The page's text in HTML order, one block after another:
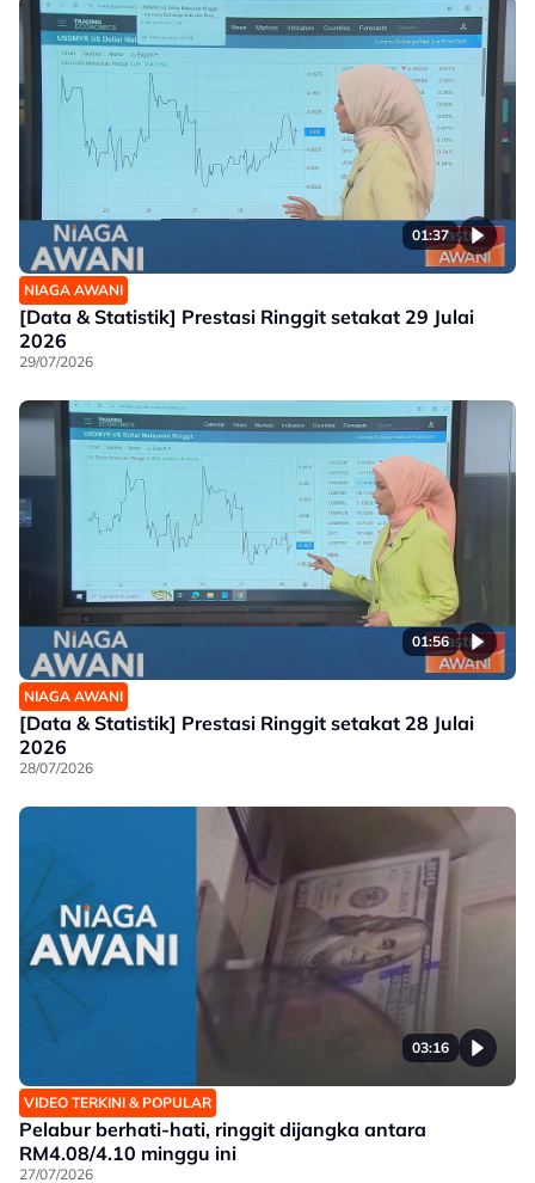
01:37
NIAGA AWANI
[Data & Statistik] Prestasi Ringgit setakat 29 Julai
2026
29/07/2026
01:56
NIAGA AWANI
[Data & Statistik] Prestasi Ringgit setakat 28 Julai
2026
28/07/2026
03:16
VIDEO TERKINI & POPULAR
Pelabur berhati-hati, ringgit dijangka antara
RM4.08/4.10 minggu ini
27/07/2026